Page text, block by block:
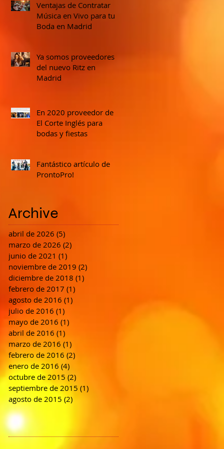
Ventajas de Contratar
Música en Vivo para tu
Boda en Madrid
Ya somos proveedores
del nuevo Ritz en
Madrid
En 2020 proveedor de
El Corte Inglés para
bodas y fiestas
Fantástico artículo de
ProntoPro!
Archive
abril de 2026 (5)
marzo de 2026 (2)
junio de 2021 (1)
noviembre de 2019 (2)
diciembre de 2018 (1)
febrero de 2017 (1)
agosto de 2016 (1)
julio de 2016 (1)
mayo de 2016 (1)
abril de 2016 (1)
marzo de 2016 (1)
febrero de 2016 (2)
enero de 2016 (4)
octubre de 2015 (2)
septiembre de 2015 (1)
agosto de 2015 (2)